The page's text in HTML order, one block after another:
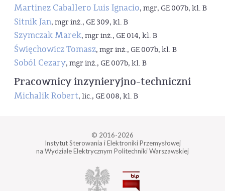
Martinez Caballero Luis Ignacio, mgr, GE 007b, kl. B
Sitnik Jan, mgr inż., GE 309, kl. B
Szymczak Marek, mgr inż., GE 014, kl. B
Święchowicz Tomasz, mgr inż., GE 007b, kl. B
Soból Cezary, mgr inż., GE 007b, kl. B
Pracownicy inzynieryjno-techniczni
Michalik Robert, lic., GE 008, kl. B
© 2016-2026
Instytut Sterowania i Elektroniki Przemysłowej
na Wydziale Elektrycznym Politechniki Warszawskiej